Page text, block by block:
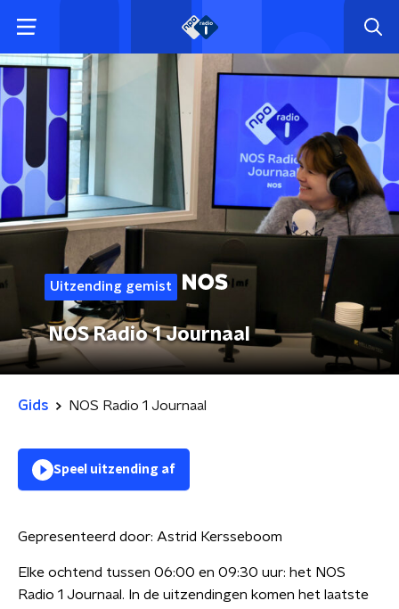
Uitzending gemist
NOS Radio 1 Journaal
Gids NOS Radio 1 Journaal
Speel uitzending af
Gepresenteerd door: Astrid Kersseboom
Elke ochtend tussen 06:00 en 09:30 uur: het NOS
Radio 1 Journaal. In de uitzendingen komen het laatste